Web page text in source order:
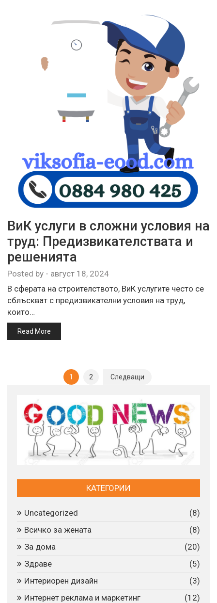
ВиК услуги в сложни условия на
труд: Предизвикателствата и
решенията
Posted by - август 18, 2024
В сферата на строителството, ВиК услугите често се
сблъскват с предизвикателни условия на труд,
които…
Read More
Разделяне
публикациите
страници
1 2 Следващи
КАТЕГОРИИ
Uncategorized
(8)
Всичко за жената
(8)
За дома
(20)
Здраве
(5)
Интериорен дизайн
(3)
Интернет реклама и маркетинг
(12)